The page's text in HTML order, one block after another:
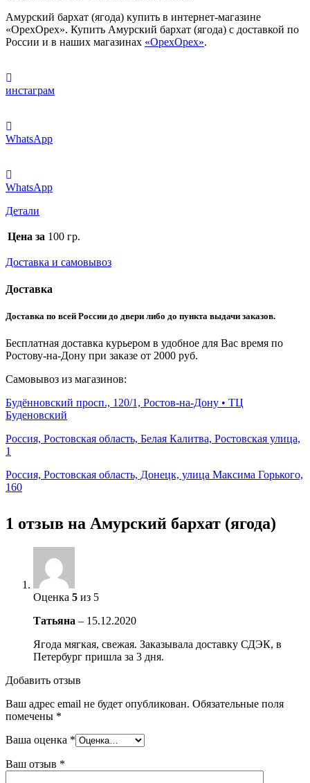
Амурский бархат (ягода) купить в интернет-магазине
«ОрехОрех». Купить Амурский бархат (ягода) с доставкой по
России и в наших магазинах «ОрехОрех».
инстаграм
WhatsApp
WhatsApp
Детали
Цена за 100 гр.
Доставка и самовывоз
Доставка
Доставка по всей России до двери либо до пункта выдачи заказов.
Бесплатная доставка курьером в удобное для Вас время по
Ростову-на-Дону при заказе от 2000 руб.
Самовывоз из магазинов:
Будённовский просп., 120/1, Ростов-на-Дону • ТЦ
Буденовский
Россия, Ростовская область, Белая Калитва, Ростовская улица,
1
Россия, Ростовская область, Донецк, улица Максима Горького,
160
1 отзыв на Амурский бархат (ягода)
Оценка 5 из 5
Татьяна – 15.12.2020
Ягода мягкая, свежая. Заказывала доставку СДЭК, в
Петербург пришла за 3 дня.
Добавить отзыв
Ваш адрес email не будет опубликован. Обязательные поля
помечены *
Ваша оценка *
Ваш отзыв *